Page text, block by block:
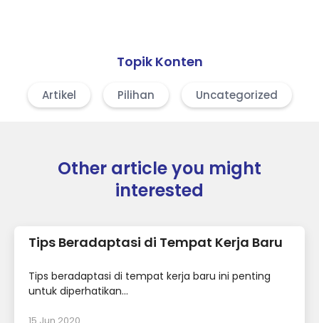
Topik Konten
Artikel Pilihan Uncategorized
Other article you might
interested
Tips Beradaptasi di Tempat Kerja Baru
Tips beradaptasi di tempat kerja baru ini penting
untuk diperhatikan...